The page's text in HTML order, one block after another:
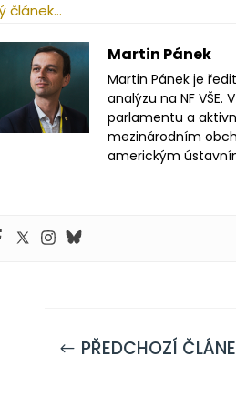
článek…
Martin Pánek
Martin Pánek je
analýzu na NF
parlamentu a
mezinárodním
americkým
# PŘEDCHOZÍ